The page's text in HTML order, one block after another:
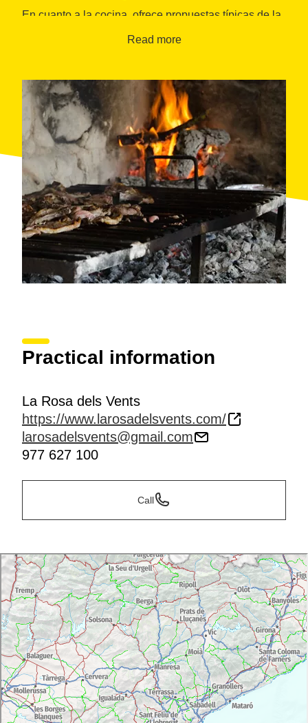
En cuanto a la cocina, ofrece propuestas típicas de la
abundantes, elaborados con ingredientes de primera
bacalao. Su especialidad, sin embargo, son las
carnes a la brasa . También tienen una interesante
carta de postres y vinos de las denominaciones de
origen de la zona. Disponen de menús diarios.
Read more
Practical information
La Rosa dels Vents
https://www.larosadelsvents.com/
larosadelsvents@gmail.com
977 627 100
Call